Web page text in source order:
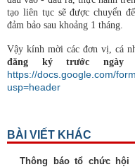
tạo liên tục sẽ được chuyển
đảm bảo sau khoảng 1 tháng.
Vậy kính mời các đơn vị, cá
đăng ký trước ngày
https://docs.google.com/
usp=header
BÀI VIẾT KHÁC
Thông báo tổ chức hội